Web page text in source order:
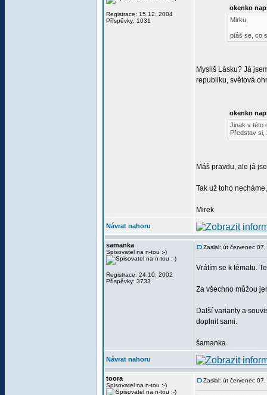
Registrace: 15.12. 2004
Příspěvky: 1031
okenko
Mirku,
ptáš se, co
Myslíš Lásku? Já
republiku, světová
okenko
Jinak v této
Představ si,
Máš pravdu, ale já
Tak už toho
Mirek
Návrat nahoru
samanka
Spisovatel na n-tou :-)
Registrace: 24.10. 2002
Příspěvky: 3733
Zaslal: út červenec
Vrátím se k tématu.
Za všechno můžou
Další varianty a
doplnit sami.
šamanka
Návrat nahoru
toora
Spisovatel na n-tou :-)
Zaslal: út červenec